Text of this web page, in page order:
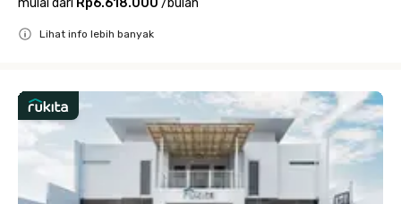
Lihat info lebih banyak